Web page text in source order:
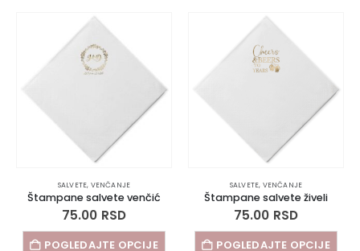
SALVETE, VENČANJE
Štampane salvete venčić
75.00 RSD
POGLEDAJTE OPCIJE
SALVETE, VENČANJE
Štampane salvete živeli
75.00 RSD
POGLEDAJTE OPCIJE